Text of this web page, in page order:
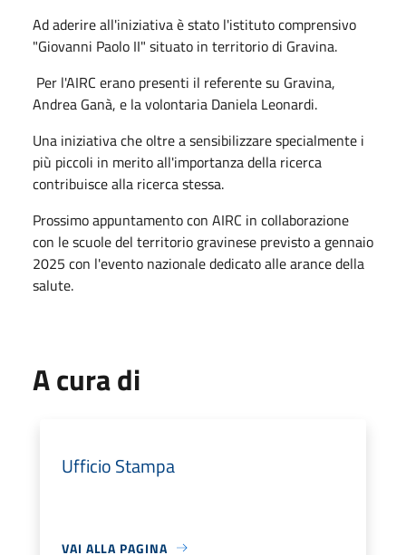
Ad aderire all'iniziativa è stato l'istituto comprensivo
"Giovanni Paolo II" situato in territorio di Gravina.
Per l'AIRC erano presenti il referente su Gravina,
Andrea Ganà, e la volontaria Daniela Leonardi.
Una iniziativa che oltre a sensibilizzare specialmente i
più piccoli in merito all'importanza della ricerca
contribuisce alla ricerca stessa.
Prossimo appuntamento con AIRC in collaborazione
con le scuole del territorio gravinese previsto a gennaio
2025 con l'evento nazionale dedicato alle arance della
salute.
A cura di
Ufficio Stampa
VAI ALLA PAGINA